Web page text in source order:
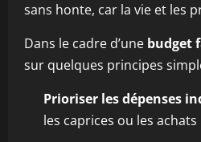
sans honte, car la vie et les
Dans le cadre d’une budget
sur quelques principes
Prioriser les dépenses
les caprices ou les